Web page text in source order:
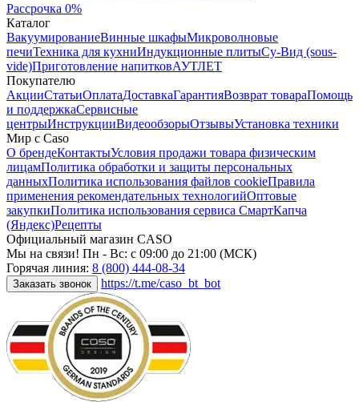
Рассрочка 0%
Каталог
ВакуумированиеВинные шкафыМикроволновые
печиТехника для кухниИндукционные плитыСу-Вид (sous-
vide)Приготовление напитковАУТЛЕТ
Покупателю
АкцииСтатьиОплатаДоставкаГарантияВозврат товараПомощь
и поддержкаСервисные
центрыИнструкцииВидеообзорыОтзывыУстановка техники
Мир с Caso
О брендеКонтактыУсловия продажи товара физическим
лицамПолитика обработки и защиты персональных
данныхПолитика использования файлов cookieПравила
применения рекомендательных технологийОптовые
закупкиПолитика использования сервиса СмартКапча
(Яндекс)Рецепты
Официальный магазин CASO
Мы на связи! Пн - Вс: с 09:00 до 21:00 (МСК)
Горячая линия: 8 (800) 444-08-34
Заказать звонок https://t.me/caso_bt_bot